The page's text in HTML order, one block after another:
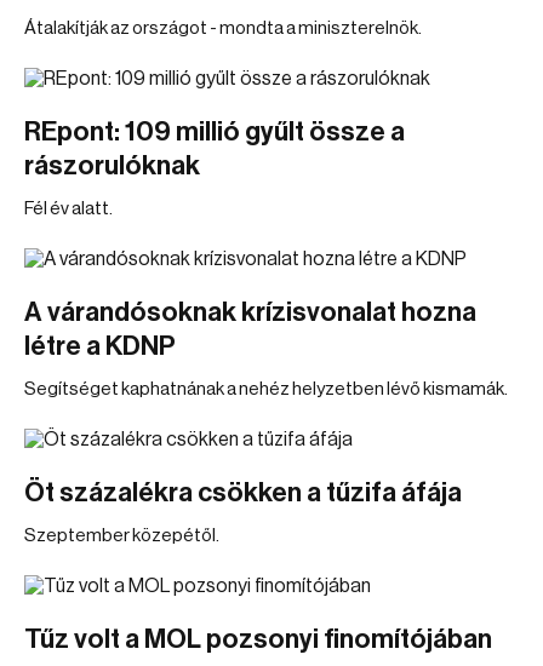
Átalakítják az országot - mondta a miniszterelnök.
REpont: 109 millió gyűlt össze a
rászorulóknak
Fél év alatt.
A várandósoknak krízisvonalat hozna
létre a KDNP
Segítséget kaphatnának a nehéz helyzetben lévő kismamák.
Öt százalékra csökken a tűzifa áfája
Szeptember közepétől.
Tűz volt a MOL pozsonyi finomítójában